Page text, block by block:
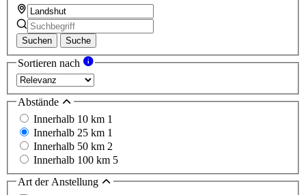
Suchen Suche
Sortieren nach
Abstände
Innerhalb 10 km 1
Innerhalb 25 km 1
Innerhalb 50 km 2
Innerhalb 100 km 5
Art der Anstellung